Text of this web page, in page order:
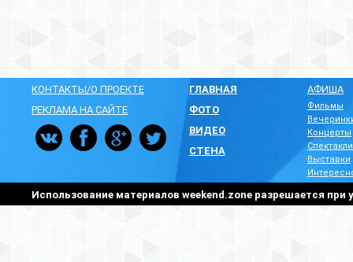
КОНТАКТЫ/О ПРОЕКТЕ
РЕКЛАМА НА САЙТЕ
ГЛАВНАЯ
ФОТО
ВИДЕО
СТЕНА
АФИША
Фильмы
Концерты
Спектакли
Выставки
Использование материалов weekend.zone разрешается